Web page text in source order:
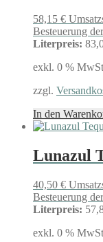
58,15 €
Besteuerung
Literpreis:
exkl. 0 %
zzgl.
In den
Lunazul
40,50 €
Besteuerung
Literpreis:
exkl. 0 %